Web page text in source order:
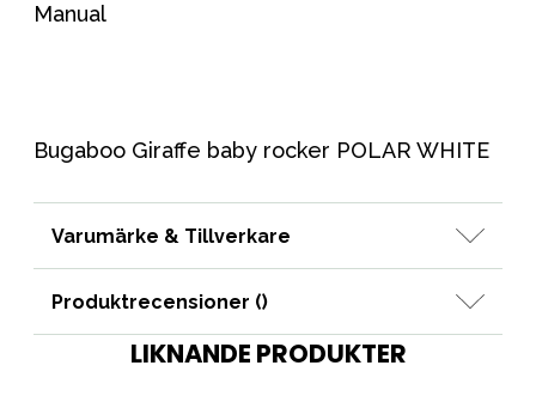
Manual
Bugaboo Giraffe baby rocker POLAR WHITE
Varumärke & Tillverkare
Produktrecensioner ()
LIKNANDE PRODUKTER